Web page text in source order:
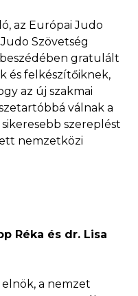
az Európai Judo
Szövetség
gratulált
és felkészítőiknek,
az új szakmai
válnak a
szereplést
nemzetközi
Réka és dr. Lisa
a nemzet